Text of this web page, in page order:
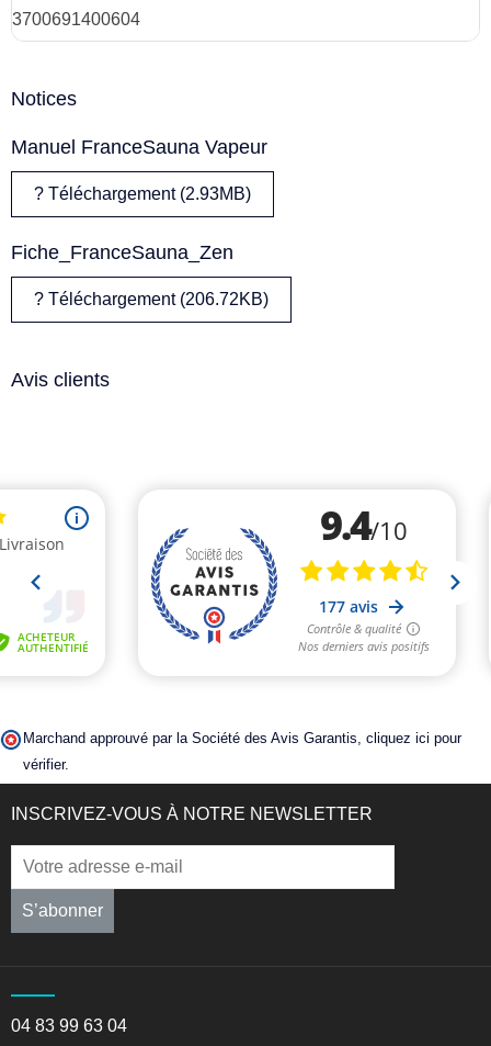
3700691400604
Notices
Manuel FranceSauna Vapeur
? Téléchargement (2.93MB)
Fiche_FranceSauna_Zen
? Téléchargement (206.72KB)
Avis clients
Marchand approuvé par la Société des Avis Garantis, cliquez ici pour
vérifier.
INSCRIVEZ-VOUS À NOTRE NEWSLETTER
S’abonner
04 83 99 63 04